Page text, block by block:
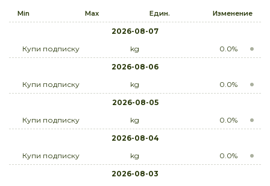
Min Max Един. Изменение
2026-08-07
Купи подписку
kg
0.0%
2026-08-06
Купи подписку
kg
0.0%
2026-08-05
Купи подписку
kg
0.0%
2026-08-04
Купи подписку
kg
0.0%
2026-08-03